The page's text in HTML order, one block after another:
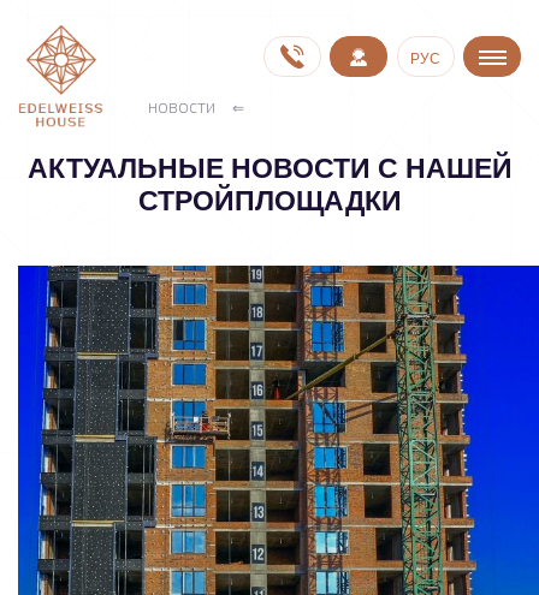
РУС
НОВОСТИ
АКТУАЛЬНЫЕ НОВОСТИ С НАШЕЙ
СТРОЙПЛОЩАДКИ